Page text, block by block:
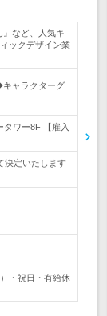
』など、人気キ
ックデザイン業
ャラクターグ
タワー8F 【雇入
決定いたします
・祝日・有給休